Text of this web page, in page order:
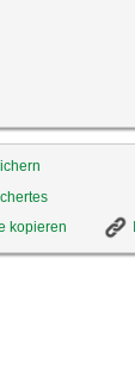
kopieren